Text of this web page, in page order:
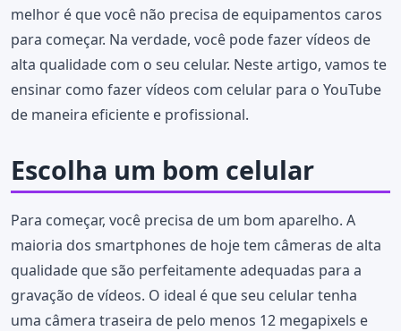
melhor é que você não precisa de equipamentos caros
para começar. Na verdade, você pode fazer vídeos de
alta qualidade com o seu celular. Neste artigo, vamos te
ensinar como fazer vídeos com celular para o YouTube
de maneira eficiente e profissional.
Escolha um bom celular
Para começar, você precisa de um bom aparelho. A
maioria dos smartphones de hoje tem câmeras de alta
qualidade que são perfeitamente adequadas para a
gravação de vídeos. O ideal é que seu celular tenha
uma câmera traseira de pelo menos 12 megapixels e